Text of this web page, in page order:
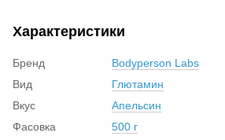
Характеристики
Бренд
Bodyperson Labs
Вид
Глютамин
Вкус
Апельсин
Фасовка
500 г